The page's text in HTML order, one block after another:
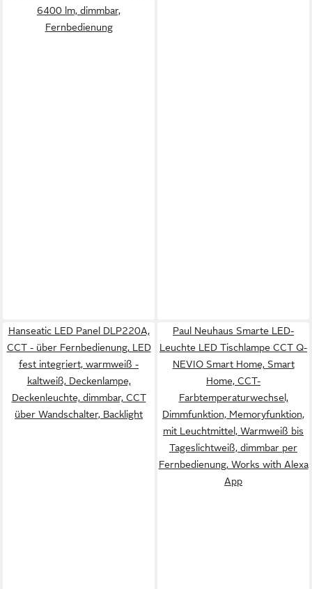
6400 lm, dimmbar,
Fernbedienung
Hanseatic LED Panel DLP220A,
CCT - über Fernbedienung, LED
fest integriert, warmweiß -
kaltweiß, Deckenlampe,
Deckenleuchte, dimmbar, CCT
über Wandschalter, Backlight
Paul Neuhaus Smarte LED-
Leuchte LED Tischlampe CCT Q-
NEVIO Smart Home, Smart
Home, CCT-
Farbtemperaturwechsel,
Dimmfunktion, Memoryfunktion,
mit Leuchtmittel, Warmweiß bis
Tageslichtweiß, dimmbar per
Fernbedienung, Works with Alexa
App